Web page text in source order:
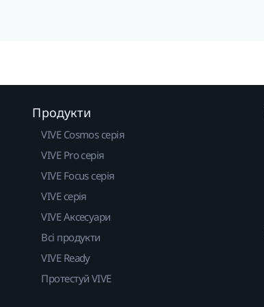
Продукти
VIVE Cosmos серія
VIVE Pro серія
VIVE Focus серія
VIVE серія
VIVE Аксесуари
Всі продукти
VIVE Ready
Протестуй VIVE